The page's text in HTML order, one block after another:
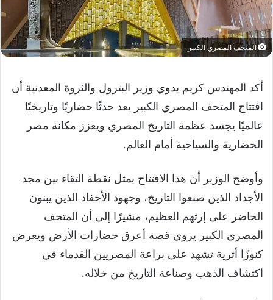
المتحف المصري الكبير
أكد المهندس كريم بدوي وزير البترول والثروة المعدنية أن
افتتاح المتحف المصري الكبير يعد حدثًا حضاريًا وتاريخيًا
عالميًا يجسد عظمة التاريخ المصري ويعزز مكانة مصر
الحضارية والسياحية أمام العالم.
وأوضح الوزير أن هذا الافتتاح يمثل نقطة التقاء بين مجد
الأجداد الذين صنعوا التاريخ، وجهود الأحفاد الذين يبنون
الحاضر على إرثهم العظيم، مشيرًا إلى أن المتحف
المصري الكبير يروي قصة أعرق حضارات الأرض ويعرض
كنوزًا أثرية تشهد على براعة المصريين القدماء في
اكتشاف الذهب وصناعة التاريخ من خلاله.